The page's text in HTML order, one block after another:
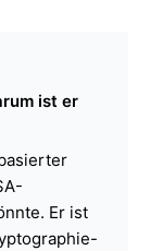
ist er
Er ist